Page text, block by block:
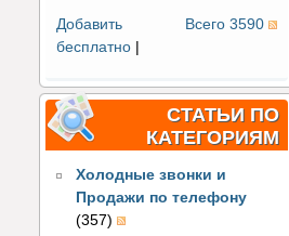
Всего 3590
Добавить
бесплатно |
СТАТЬИ ПО
КАТЕГОРИЯМ
Холодные звонки и
Продажи по телефону
(357)